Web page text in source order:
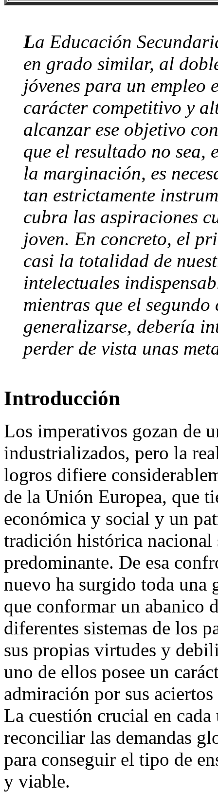
La Educación
en grado similar, al
jóvenes para un empleo
carácter competitivo y
alcanzar ese objetivo
que el resultado no sea,
la marginación, es
tan estrictamente
cubra las aspiraciones
joven. En concreto, el
casi la totalidad de
intelectuales
mientras que el
generalizarse, debería
perder de vista unas
Introducción
Los imperativos gozan de
industrializados, pero la
logros difiere
de la Unión Europea, que
económica y social y un
tradición histórica
predominante. De esa
nuevo ha surgido toda una
que conformar un abanico
diferentes sistemas de los
sus propias virtudes y
uno de ellos posee un
admiración por sus
La cuestión crucial en cada
reconciliar las demandas
para conseguir el tipo de
y viable.